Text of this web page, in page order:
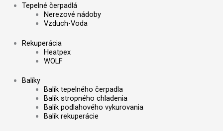
Tepelné čerpadlá
Nerezové nádoby
Vzduch-Voda
Rekuperácia
Heatpex
WOLF
Balíky
Balík tepelného čerpadla
Balík stropného chladenia
Balík podlahového vykurovania
Balík rekuperácie